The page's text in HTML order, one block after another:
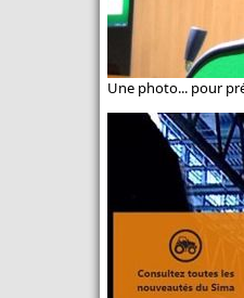
Une photo... pour